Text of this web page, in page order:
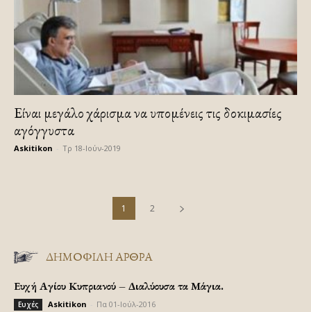
Είναι μεγάλο χάρισμα να υπομένεις τις δοκιμασίες
αγόγγυστα
Askitikon Τρ 18-Ιούν-2019
1 2
ΔΗΜΟΦΙΛΗ ΑΡΘΡΑ
Ευχή Αγίου Κυπριανού – Διαλύουσα τα Μάγια.
Ευχές Askitikon Πα 01-Ιούλ-2016